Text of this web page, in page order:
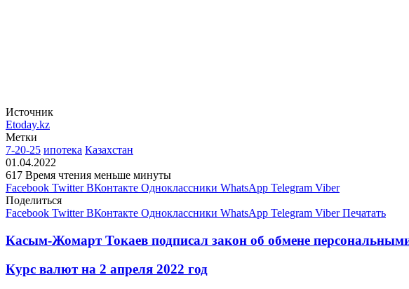
Источник
Etoday.kz
Метки
7-20-25 ипотека Казахстан
01.04.2022
617 Время чтения меньше минуты
Facebook Twitter ВКонтакте Одноклассники WhatsApp Telegram Viber
Поделиться
Facebook Twitter ВКонтакте Одноклассники WhatsApp Telegram Viber Печатать
Касым-Жомарт Токаев подписал закон об обмене
Курс валют на 2 апреля 2022 год